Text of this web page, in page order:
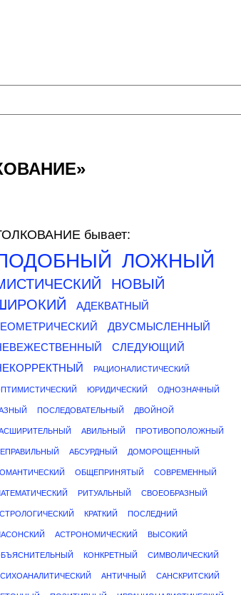
бывает:
ЛОЖНЫЙ
НОВЫЙ
АДЕКВАТНЫЙ
ДВУСМЫСЛЕННЫЙ
СЛЕДУЮЩИЙ
РАЦИОНАЛИСТИЧЕСКИЙ
ЮРИДИЧЕСКИЙ ОДНОЗНАЧНЫЙ
ПОСЛЕДОВАТЕЛЬНЫЙ ДВОЙНОЙ
АВИЛЬНЫЙ ПРОТИВОПОЛОЖНЫЙ
АБСУРДНЫЙ ДОМОРОЩЕННЫЙ
ОБЩЕПРИНЯТЫЙ СОВРЕМЕННЫЙ
РИТУАЛЬНЫЙ СВОЕОБРАЗНЫЙ
КРАТКИЙ ПОСЛЕДНИЙ
АСТРОНОМИЧЕСКИЙ ВЫСОКИЙ
КОНКРЕТНЫЙ СИМВОЛИЧЕСКИЙ
АНТИЧНЫЙ САНСКРИТСКИЙ